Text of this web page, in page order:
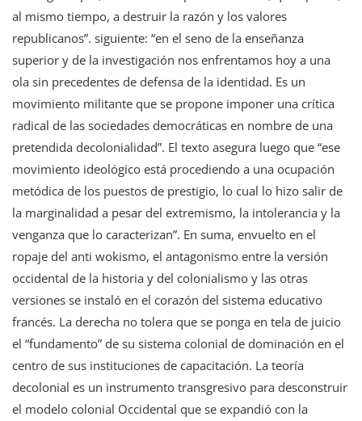
al mismo tiempo, a destruir la razón y los valores
republicanos”. siguiente: “en el seno de la enseñanza
superior y de la investigación nos enfrentamos hoy a una
ola sin precedentes de defensa de la identidad. Es un
movimiento militante que se propone imponer una crítica
radical de las sociedades democráticas en nombre de una
pretendida decolonialidad”. El texto asegura luego que “ese
movimiento ideológico está procediendo a una ocupación
metódica de los puestos de prestigio, lo cual lo hizo salir de
la marginalidad a pesar del extremismo, la intolerancia y la
venganza que lo caracterizan”. En suma, envuelto en el
ropaje del anti wokismo, el antagonismo entre la versión
occidental de la historia y del colonialismo y las otras
versiones se instaló en el corazón del sistema educativo
francés. La derecha no tolera que se ponga en tela de juicio
el “fundamento” de su sistema colonial de dominación en el
centro de sus instituciones de capacitación. La teoría
decolonial es un instrumento transgresivo para desconstruir
el modelo colonial Occidental que se expandió con la